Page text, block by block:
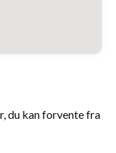
du kan forvente fra